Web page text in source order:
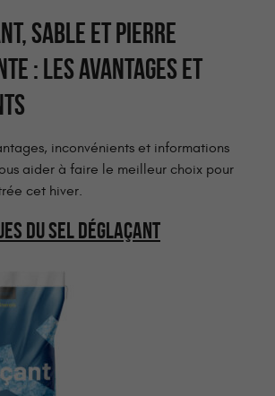
SABLE ET PIERRE
: LES AVANTAGES ET
inconvénients et informations
aider à faire le meilleur choix pour
cet hiver.
DU SEL DÉGLAÇANT